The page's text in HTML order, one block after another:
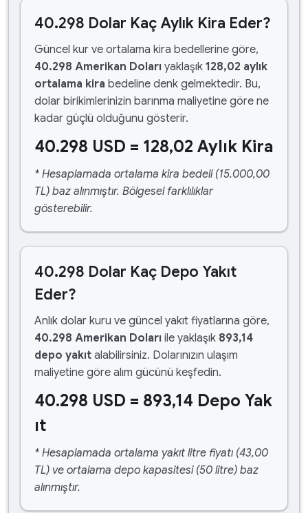
40.298 Dolar Kaç Aylık Kira Eder?
Güncel kur ve ortalama kira bedellerine göre,
40.298 Amerikan Doları yaklaşık 128,02 aylık
ortalama kira bedeline denk gelmektedir. Bu,
dolar birikimlerinizin barınma maliyetine göre ne
kadar güçlü olduğunu gösterir.
40.298 USD = 128,02 Aylık Kira
* Hesaplamada ortalama kira bedeli (15.000,00
TL) baz alınmıştır. Bölgesel farklılıklar
gösterebilir.
40.298 Dolar Kaç Depo Yakıt
Eder?
Anlık dolar kuru ve güncel yakıt fiyatlarına göre,
40.298 Amerikan Doları ile yaklaşık 893,14
depo yakıt alabilirsiniz. Dolarınızın ulaşım
maliyetine göre alım gücünü keşfedin.
40.298 USD = 893,14 Depo Yak
ıt
* Hesaplamada ortalama yakıt litre fiyatı (43,00
TL) ve ortalama depo kapasitesi (50 litre) baz
alınmıştır.